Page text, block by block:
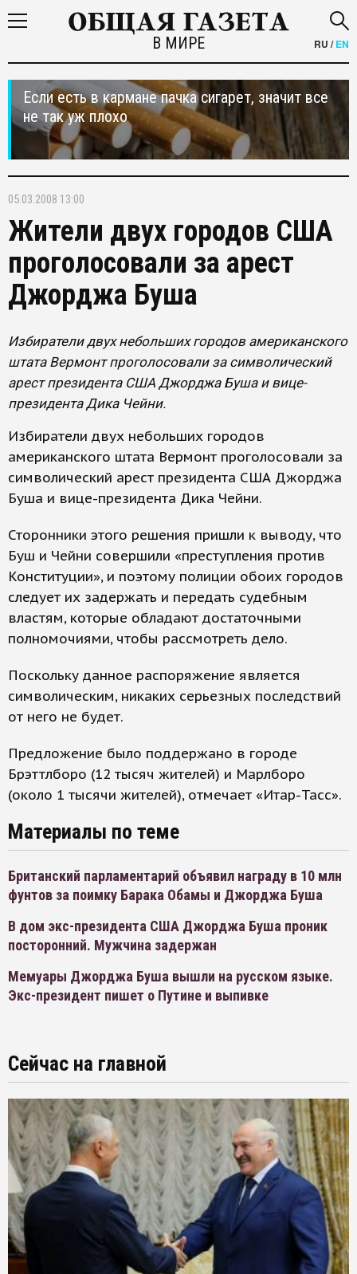
В МИРЕ RU /EN
Если есть в кармане пачка сигарет, значит все
не так уж плохо
05.03.2008 13:00
Жители двух городов США
проголосовали за арест
Джорджа Буша
Избиратели двух небольших городов американского
штата Вермонт проголосовали за символический
арест президента США Джорджа Буша и вице-
президента Дика Чейни.
Избиратели двух небольших городов
американского штата Вермонт проголосовали за
символический арест президента США Джорджа
Буша и вице-президента Дика Чейни.
Сторонники этого решения пришли к выводу, что
Буш и Чейни совершили «преступления против
Конституции», и поэтому полиции обоих городов
следует их задержать и передать судебным
властям, которые обладают достаточными
полномочиями, чтобы рассмотреть дело.
Поскольку данное распоряжение является
символическим, никаких серьезных последствий
от него не будет.
Предложение было поддержано в городе
Брэттлборо (12 тысяч жителей) и Марлборо
(около 1 тысячи жителей), отмечает «Итар-Тасс».
Материалы по теме
Британский парламентарий объявил награду в 10 млн
фунтов за поимку Барака Обамы и Джорджа Буша
В дом экс-президента США Джорджа Буша проник
посторонний. Мужчина задержан
Мемуары Джорджа Буша вышли на русском языке.
Экс-президент пишет о Путине и выпивке
Сейчас на главной